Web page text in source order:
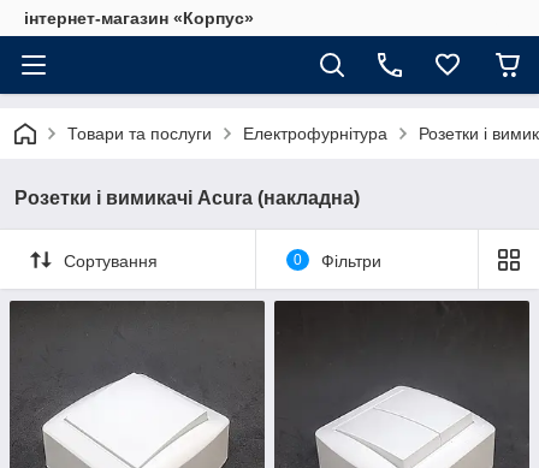
інтернет-магазин «Корпус»
Товари та послуги Електрофурнітура Розетки і
Розетки і вимикачі Acura (накладна)
Сортування 0 Фільтри